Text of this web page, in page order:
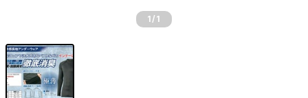
1 /1